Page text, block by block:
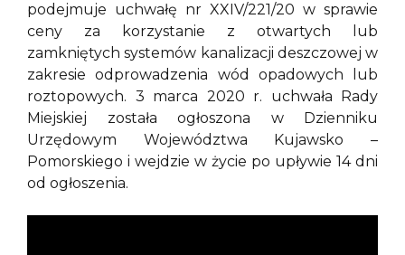
podejmuje uchwałę nr XXIV/221/20 w sprawie
ceny za korzystanie z otwartych lub
zamkniętych systemów kanalizacji deszczowej w
zakresie odprowadzenia wód opadowych lub
roztopowych. 3 marca 2020 r. uchwała Rady
Miejskiej została ogłoszona w Dzienniku
Urzędowym Województwa Kujawsko –
Pomorskiego i wejdzie w życie po upływie 14 dni
od ogłoszenia.